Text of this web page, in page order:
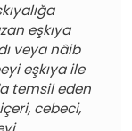
eşkıya
veya nâib
eşkıya ile
temsil eden
cebeci,